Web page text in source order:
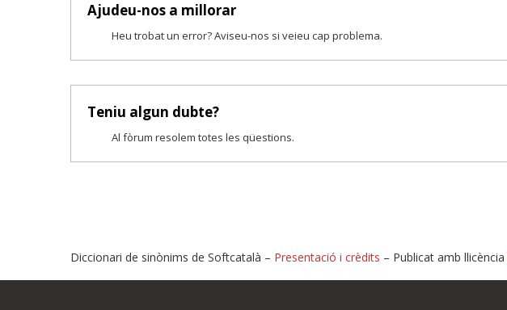
Ajudeu-nos a millorar
Heu trobat un error? Aviseu-nos si veieu cap problema.
Teniu algun dubte?
Al fòrum resolem totes les qüestions.
Diccionari de sinònims de Softcatalà – Presentació i crèdits – Publicat amb llicència